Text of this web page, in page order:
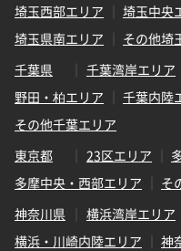
埼玉西部エリア
埼玉中央
埼玉県南エリア
その他埼
千葉県
千葉湾岸エリア
野田・柏エリア
千葉内陸
その他千葉エリア
東京都
23区エリア
多摩中央・西部エリア
そ
神奈川県
横浜湾岸エリア
横浜・川崎内陸エリア
神